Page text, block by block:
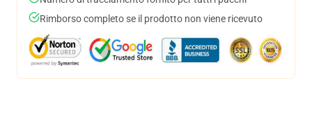
Rimborso completo se il prodotto non viene ricevuto